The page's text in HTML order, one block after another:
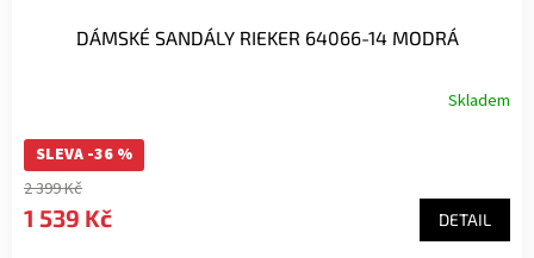
DÁMSKÉ SANDÁLY RIEKER 64066-14 MODRÁ
Skladem
SLEVA -36 %
2 399 Kč
1 539 Kč DETAIL